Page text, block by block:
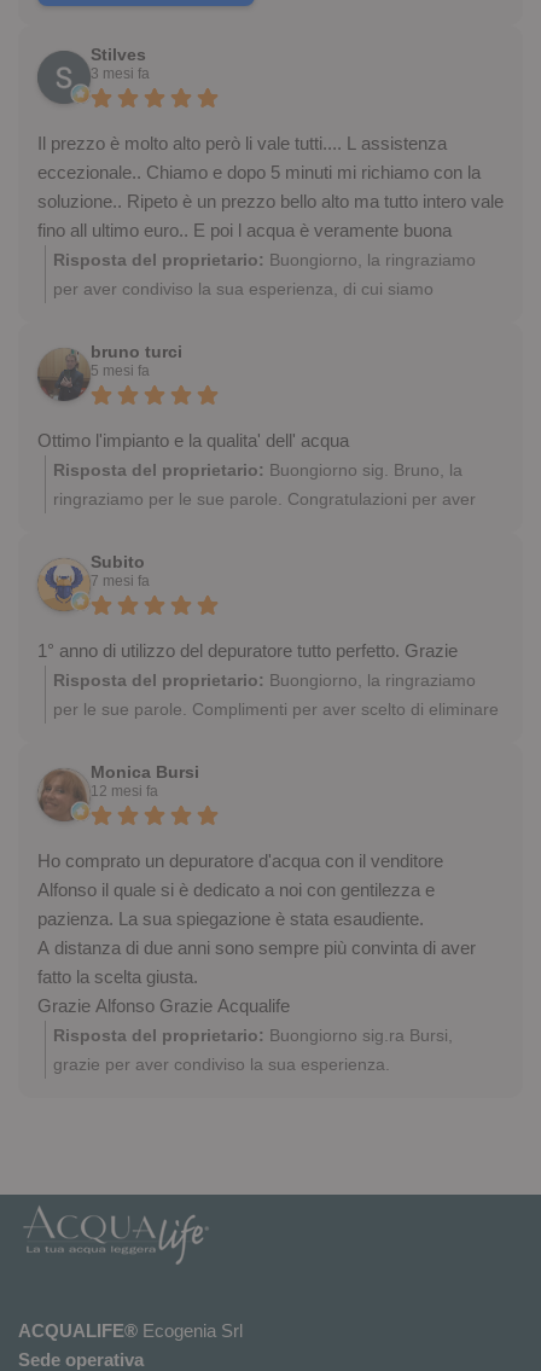
Stilves
3 mesi fa
Il prezzo è molto alto però li vale tutti.... L assistenza
eccezionale.. Chiamo e dopo 5 minuti mi richiamo con la
soluzione.. Ripeto è un prezzo bello alto ma tutto intero vale
fino all ultimo euro.. E poi l acqua è veramente buona
Risposta del proprietario: Buongiorno, la ringraziamo
per aver condiviso la sua esperienza, di cui siamo
qualità dal rubinetto di casa, eliminando le bottiglie di
plastica! Sempre a sua disposizione
bruno turci
5 mesi fa
Ottimo l'impianto e la qualita' dell' acqua
Risposta del proprietario: Buongiorno sig. Bruno, la
ringraziamo per le sue parole. Congratulazioni per aver
sostenere l'ambiente! Ci auguriamo di risentirla, sempre a
sua disposizione
Subito
7 mesi fa
1° anno di utilizzo del depuratore tutto perfetto. Grazie
Risposta del proprietario: Buongiorno, la ringraziamo
per le sue parole. Complimenti per aver scelto di eliminare
Sempre a sua disposizione
Monica Bursi
12 mesi fa
Ho comprato un depuratore d'acqua con il venditore
Alfonso il quale si è dedicato a noi con gentilezza e
pazienza. La sua spiegazione è stata esaudiente.
A distanza di due anni sono sempre più convinta di aver
fatto la scelta giusta.
Grazie Alfonso Grazie Acqualife
Risposta del proprietario: Buongiorno sig.ra Bursi,
grazie per aver condiviso la sua esperienza.
ACQUALIFE® Ecogenia Srl
Sede operativa